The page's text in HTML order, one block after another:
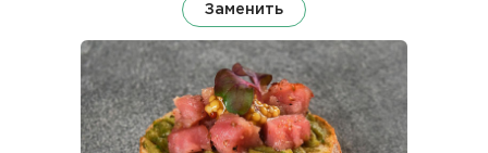
Заменить